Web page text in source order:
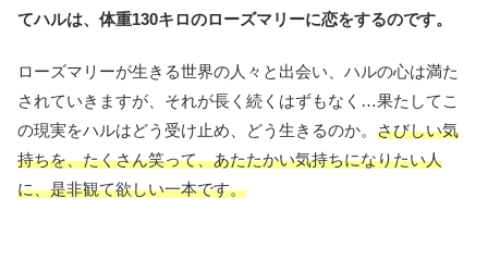
てハルは、体重130キロのローズマリーに恋をするのです。
ローズマリーが生きる世界の人々と出会い、ハルの心は満た
されていきますが、それが長く続くはずもなく…果たしてこ
の現実をハルはどう受け止め、どう生きるのか。 さびしい気
持ちを、たくさん笑って、あたたかい気持ちになりたい人
に、是非観て欲しい一本です。